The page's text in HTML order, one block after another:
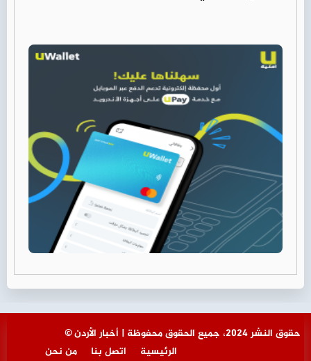
© حقوق النشر 2024، جميع الحقوق محفوظة | أخبار الأردن
من نحن
اتصل بنا الرئيسية